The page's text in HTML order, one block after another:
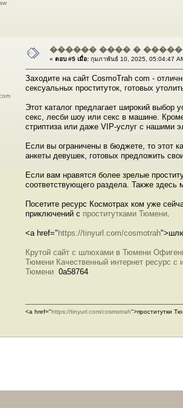
������ ���� �
« ตอบ #5 เมื่อ: กุมภาพันธ์ 10, 2025, 05:04:47
Заходите на сайт CosmoTrah com -
сексуальных проституток, готовых
Этот каталог предлагает широкий выбор
секс, лесби шоу или секс в машине.
стриптиза или даже VIP-услуг с нашими
Если вы ограничены в бюджете, то этот
анкеты девушек, готовых предложить
Если вам нравятся более зрелые
соответствующего раздела. Также здесь
Посетите ресурс Космотрах ком уже
приключений с проститутками Тюмени
<a href=" https://tinyurl.com/cosmotrah
Крутой сайт с шлюхами в Тюмени
Тюмени Качественный интернет ресурс
Тюмени 0a58764
<a href="https://tinyurl.com/cosmotrah">проститутки